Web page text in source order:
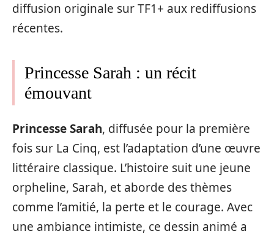
diffusion originale sur TF1+ aux rediffusions
récentes.
Princesse Sarah : un récit
émouvant
Princesse Sarah, diffusée pour la première
fois sur La Cinq, est l’adaptation d’une œuvre
littéraire classique. L’histoire suit une jeune
orpheline, Sarah, et aborde des thèmes
comme l’amitié, la perte et le courage. Avec
une ambiance intimiste, ce dessin animé a